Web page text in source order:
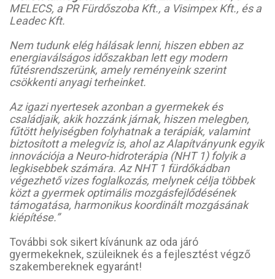
MELECS, a PR Fürdőszoba Kft., a Visimpex Kft., és a
Leadec Kft.
Nem tudunk elég hálásak lenni, hiszen ebben az
energiaválságos időszakban lett egy modern
fűtésrendszerünk, amely reményeink szerint
csökkenti anyagi terheinket.
Az igazi nyertesek azonban a gyermekek és
családjaik, akik hozzánk járnak, hiszen melegben,
fűtött helyiségben folyhatnak a terápiák, valamint
biztosított a melegvíz is, ahol az Alapítványunk egyik
innovációja a Neuro-hidroterápia (NHT 1) folyik a
legkisebbek számára. Az NHT 1 fürdőkádban
végezhető vizes foglalkozás, melynek célja többek
közt a gyermek optimális mozgásfejlődésének
támogatása, harmonikus koordinált mozgásának
kiépítése.”
További sok sikert kívánunk az oda járó
gyermekeknek, szüleiknek és a fejlesztést végző
szakembereknek egyaránt!